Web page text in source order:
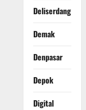
Deliserdang
Demak
Denpasar
Depok
Digital